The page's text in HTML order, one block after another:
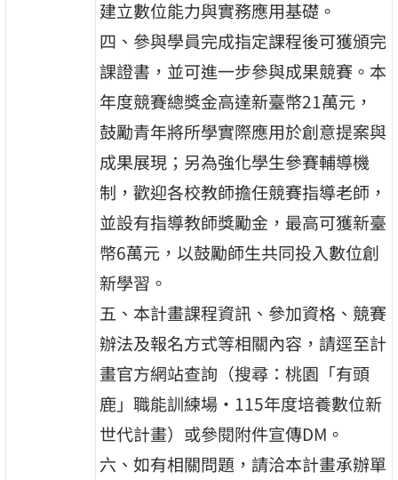
建立數位能力與實務應用基礎。
四、參與學員完成指定課程後可獲頒完
課證書，並可進一步參與成果競賽。本
年度競賽總獎金高達新臺幣21萬元，
鼓勵青年將所學實際應用於創意提案與
成果展現；另為強化學生參賽輔導機
制，歡迎各校教師擔任競賽指導老師，
並設有指導教師獎勵金，最高可獲新臺
幣6萬元，以鼓勵師生共同投入數位創
新學習。
五、本計畫課程資訊、參加資格、競賽
辦法及報名方式等相關內容，請逕至計
畫官方網站查詢（搜尋：桃園「有頭
鹿」職能訓練場·115年度培養數位新
世代計畫）或參閱附件宣傳DM。
六、如有相關問題，請洽本計畫承辦單